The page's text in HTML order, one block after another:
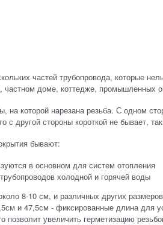
частей трубопровода, которые
частном доме, коттедже, промышленных
на которой нарезана резьба. С одном
с другой стороны короткой не бывает,
бывают:
в основном для систем отопления
холодной и горячей воды
8-10 см, и различных других
и 47,5см - фиксированные длина для
позволит увеличить герметизацию